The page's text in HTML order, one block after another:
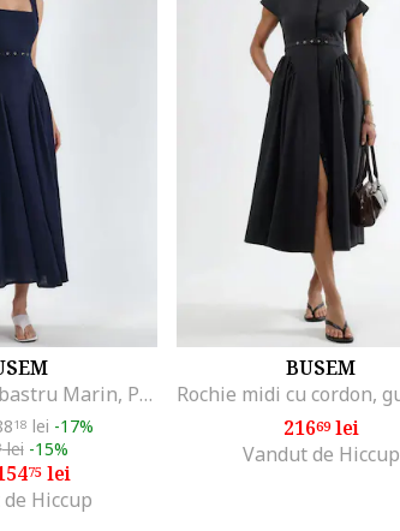
Rochie Midi Albastru Marin, Poliester, Fara Maneci, Decolteu Patrat
18 lei -17%
lei -15%
75 lei
Hiccup
BUSEM
21669lei
Vandut de Hiccup